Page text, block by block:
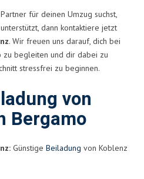
für deinen Umzug suchst,
dann kontaktiere jetzt
. Wir freuen uns darauf, dich bei
zu begleiten und dir dabei zu
stressfrei zu beginnen.
von
Bergamo
Günstige Beiladung von Koblenz